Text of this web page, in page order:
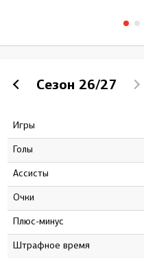
Сезон 26/27
Игры
Голы
Ассисты
Очки
Плюс-минус
штрафное время